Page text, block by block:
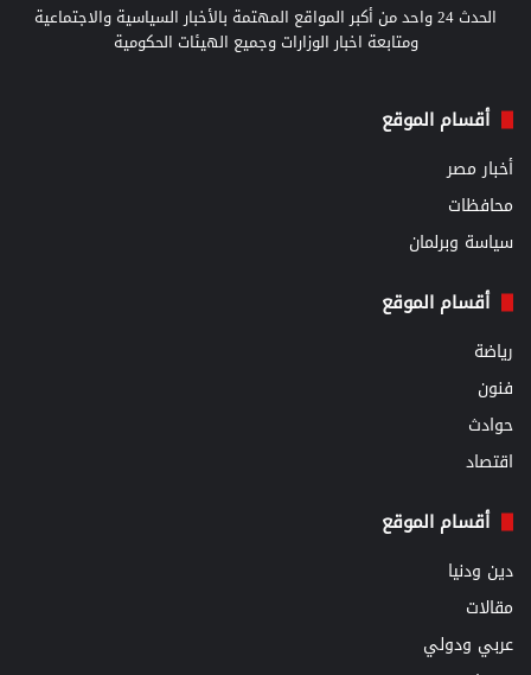
الحدث 24 واحد من أكبر المواقع المهتمة بالأخبار السياسية والاجتماعية
ومتابعة اخبار الوزارات وجميع الهيئات الحكومية
أقسام الموقع
أخبار مصر
محافظات
سياسة وبرلمان
أقسام الموقع
رياضة
فنون
حوادث
اقتصاد
أقسام الموقع
دين ودنيا
مقالات
عربي ودولي